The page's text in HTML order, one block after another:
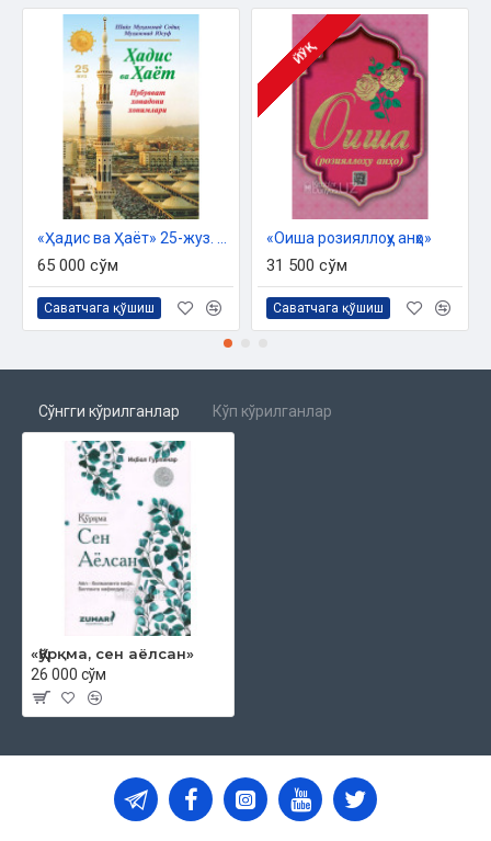
65 000 сўм
Саватчага қўшиш
ЙЎҚ
«Оиша розияллоҳу анҳо»
31 500 сўм
Саватчага қўшиш
Сўнгги кўрилганлар Кўп кўрилганлар
«Қўрқма, сен аёлсан»
26 000 сўм